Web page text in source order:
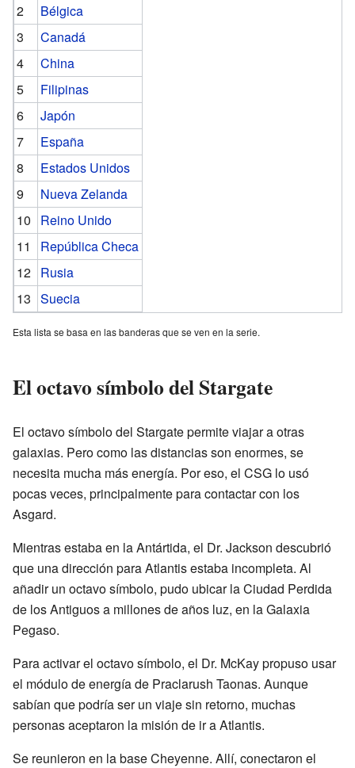
2
Bélgica
3
Canadá
4
China
5
Filipinas
6
Japón
7
España
8
Estados Unidos
9
Nueva Zelanda
10
Reino Unido
11
República Checa
12 Rusia
13 Suecia
Esta lista se basa en las banderas que se ven en la serie.
El octavo símbolo del Stargate
El octavo símbolo del Stargate permite viajar a otras
galaxias. Pero como las distancias son enormes, se
necesita mucha más energía. Por eso, el CSG lo usó
pocas veces, principalmente para contactar con los
Asgard.
Mientras estaba en la Antártida, el Dr. Jackson descubrió
que una dirección para Atlantis estaba incompleta. Al
añadir un octavo símbolo, pudo ubicar la Ciudad Perdida
de los Antiguos a millones de años luz, en la Galaxia
Pegaso.
Para activar el octavo símbolo, el Dr. McKay propuso usar
el módulo de energía de Praclarush Taonas. Aunque
sabían que podría ser un viaje sin retorno, muchas
personas aceptaron la misión de ir a Atlantis.
Se reunieron en la base Cheyenne. Allí, conectaron el